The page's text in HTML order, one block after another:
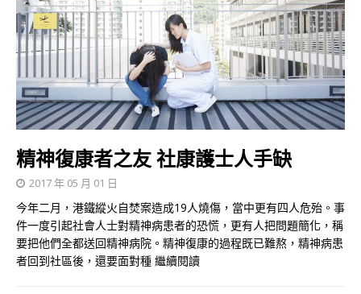
精神復康者之友 社康護士人手缺
2017 年 05 月 01 日
今年二月，港鐵縱火自焚案造成19人燒傷，當中更有四人危殆。事
件一度引起社會人士對精神病患者的恐慌，更有人把問題簡化，稱
要把他們全都送回精神病院。精神復康的過程既已難熬，精神病患
者回到社區後，還要面對種 繼續閱讀